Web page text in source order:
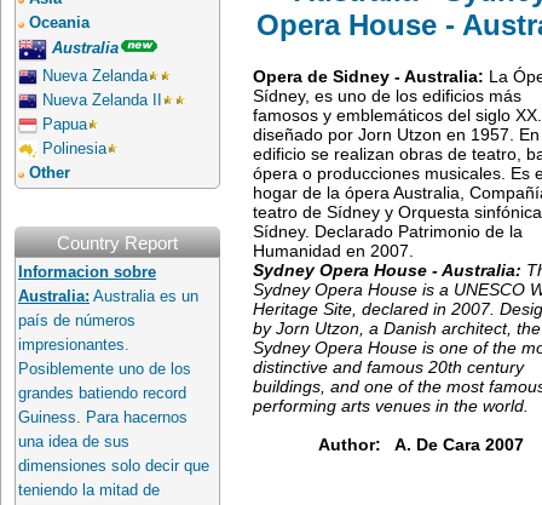
Oceania
Australia
Nueva Zelanda
Nueva Zelanda II
Papua
Polinesia
Other
Country Report
Informacion sobre
Australia: Australia es un
país de números
impresionantes.
Posiblemente uno de los
grandes batiendo record
Guiness. Para hacernos
una idea de sus
dimensiones solo decir que
teniendo la mitad de
Opera House -
Opera de Sidney - Australia: La
Sídney, es uno de los edificios más
famosos y emblemáticos del siglo
diseñado por Jorn Utzon en 1957.
edificio se realizan obras de teatro,
ópera o producciones musicales. Es
hogar de la ópera Australia,
teatro de Sídney y Orquesta
Sídney. Declarado Patrimonio de la
Humanidad en 2007.
Sydney Opera House - Australia:
Sydney Opera House is a UNESCO
Heritage Site, declared in 2007.
by Jorn Utzon, a Danish architect, the
Sydney Opera House is one of the
distinctive and famous 20th century
buildings, and one of the most
performing arts venues in the world.
Author: A. De Cara 2007